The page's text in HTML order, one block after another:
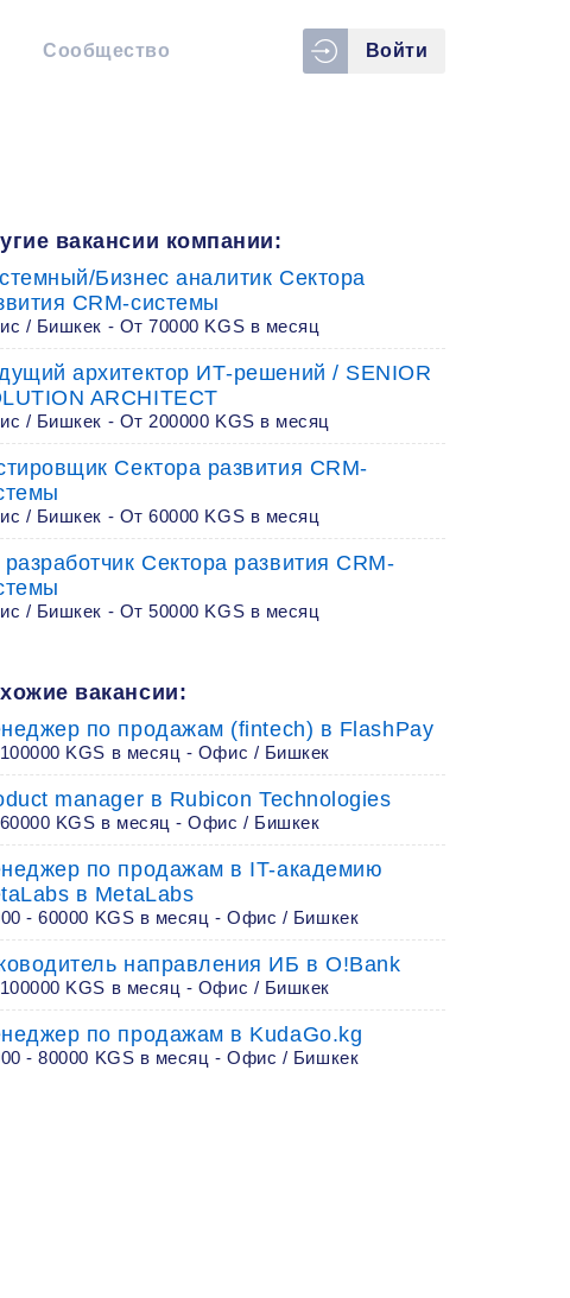
Сообщество Войти
вакансии:
по продажам (fintech) в FlashPay
KGS в месяц - Офис / Бишкек
manager в Rubicon Technologies
KGS в месяц - Офис / Бишкек
по продажам в IT-академию
в MetaLabs
- 60000 KGS в месяц - Офис / Бишкек
направления ИБ в O!Bank
KGS в месяц - Офис / Бишкек
по продажам в KudaGo.kg
- 80000 KGS в месяц - Офис / Бишкек
вакансии компании:
Бизнес аналитик Сектора
CRM-системы
/ Бишкек - От 70000 KGS в месяц
архитектор ИТ-решений / SENIOR
ARCHITECT
/ Бишкек - От 200000 KGS в месяц
Сектора развития CRM-
/ Бишкек - От 60000 KGS в месяц
разработчик Сектора развития CRM-
/ Бишкек - От 50000 KGS в месяц